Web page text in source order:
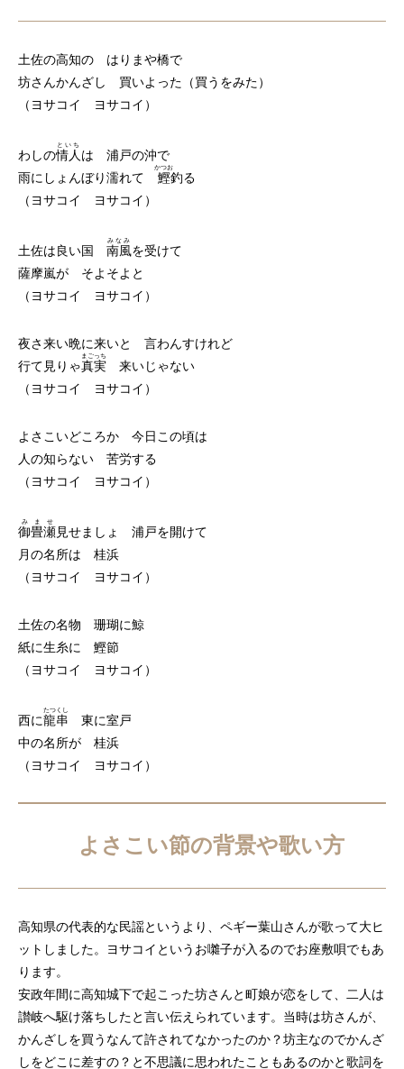
土佐の高知の はりまや橋で
坊さんかんざし 買いよった（買うをみた）
（ヨサコイ ヨサコイ）
わしの情人
といち
は 浦戸の沖で
雨にしょんぼり濡れて 鰹
かつお
釣る
（ヨサコイ ヨサコイ）
土佐は良い国 南風
みなみ
を受けて
薩摩嵐が そよそよと
（ヨサコイ ヨサコイ）
夜さ来い晩に来いと 言わんすけれど
行て見りゃ真実
まごっち
来いじゃない
（ヨサコイ ヨサコイ）
よさこいどころか 今日この頃は
人の知らない 苦労する
（ヨサコイ ヨサコイ）
御畳瀬
みませ
見せましょ 浦戸を開けて
月の名所は 桂浜
（ヨサコイ ヨサコイ）
土佐の名物 珊瑚に鯨
紙に生糸に 鰹節
（ヨサコイ ヨサコイ）
西に龍串
たつくし
東に室戸
中の名所が 桂浜
（ヨサコイ ヨサコイ）
よさこい節の背景や歌い方
高知県の代表的な民謡というより、ペギー葉山さんが歌って大ヒ
ットしました。ヨサコイというお囃子が入るのでお座敷唄でもあ
ります。
安政年間に高知城下で起こった坊さんと町娘が恋をして、二人は
讃岐へ駆け落ちしたと言い伝えられています。当時は坊さんが、
かんざしを買うなんて許されてなかったのか？坊主なのでかんざ
しをどこに差すの？と不思議に思われたこともあるのかと歌詞を